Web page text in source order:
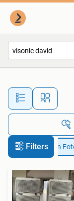
Filters
Audio, Tv en